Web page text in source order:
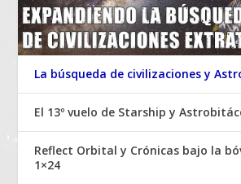
La búsqueda de civilizaciones y
El 13º vuelo de Starship y
Reflect Orbital y Crónicas bajo la
1×24